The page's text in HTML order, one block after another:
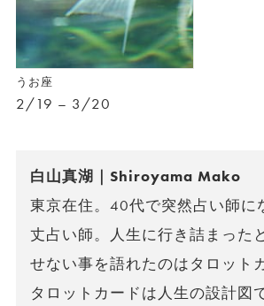
うお座
2/19 – 3/20
白山真湖｜Shiroyama Mako
東京在住。40代で突然占い師に
丈占い師。人生に行き詰まった
せない事を語れたのはタロット
タロットカードは人生の設計図